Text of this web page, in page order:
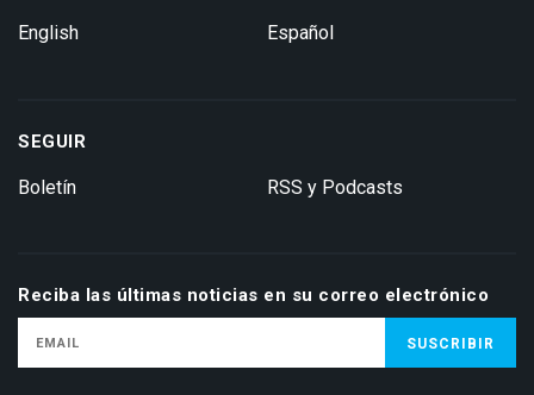
English Español
SEGUIR
Boletín RSS y Podcasts
Reciba las últimas noticias en su correo electrónico